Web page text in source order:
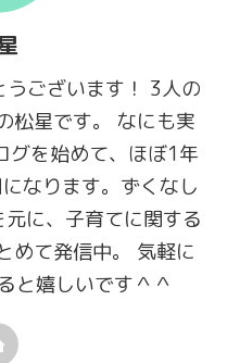
ございます！ 3人の
松星です。 なにも実
グを始めて、ほぼ1年
なります。ずくなし
に、子育てに関する
めて発信中。 気軽に
と嬉しいです＾＾